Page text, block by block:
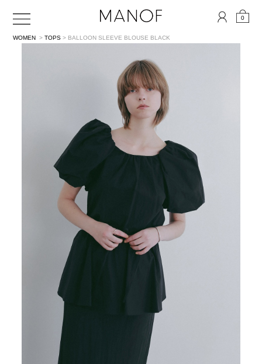
0
WOMEN >TOPS > BALLOON SLEEVE BLOUSE BLACK